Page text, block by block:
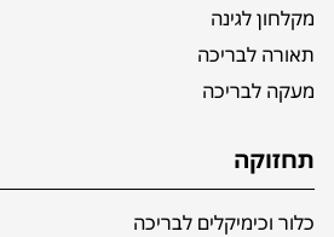
מקלחון לגינה
תאורה לבריכה
מעקה לבריכה
תחזוקה
כלור וכימיקלים לבריכה